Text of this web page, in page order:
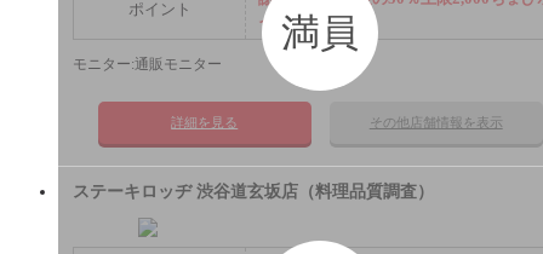
満員
ポイント
イント
モニター:通販モニター
詳細を見る その他店舗情報を表示
ステーキロッヂ 渋谷道玄坂店（料理品質調査）